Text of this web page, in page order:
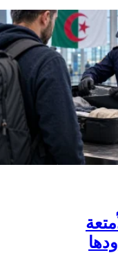
2026 : الأمتعة